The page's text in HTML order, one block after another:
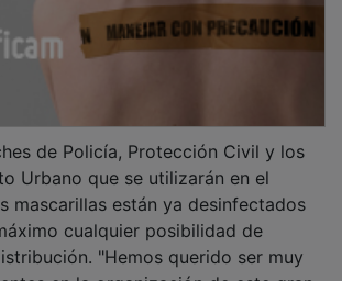
Urbano que se utilizarán en el
mascarillas están ya desinfectados
cualquier posibilidad de
"Hemos querido ser muy
en la organización de este gran